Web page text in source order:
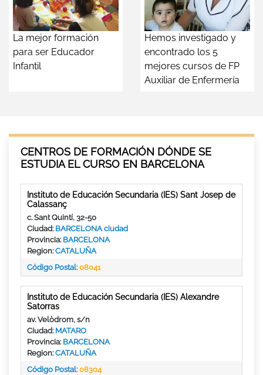
La mejor formación
para ser Educador
Infantil
Hemos investigado y
encontrado los 5
mejores cursos de FP
Auxiliar de Enfermería
CENTROS DE FORMACIÓN DÓNDE SE
ESTUDIA EL CURSO EN BARCELONA
Instituto de Educación Secundaria (IES) Sant Josep de
Calassanç
c. Sant Quintí, 32-50
Ciudad: BARCELONA ciudad
Provincia: BARCELONA
Region:CATALUÑA
Código Postal:08041
Instituto de Educación Secundaria (IES) Alexandre
Satorras
av. Velòdrom, s/n
Ciudad: MATARO
Provincia: BARCELONA
Region:CATALUÑA
Código Postal:08304